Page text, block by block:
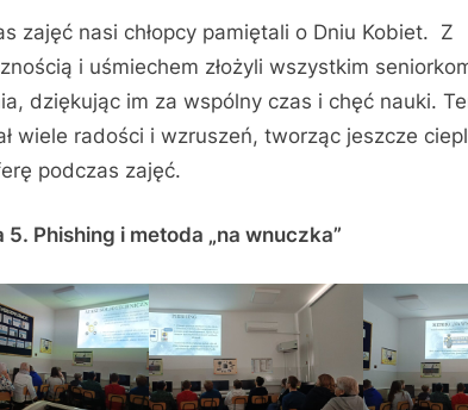
zajęć nasi chłopcy pamiętali o Dniu Kobiet. Z
i uśmiechem złożyli wszystkim
dziękując im za wspólny czas i chęć nauki.
wiele radości i wzruszeń, tworząc jeszcze
podczas zajęć.
5. Phishing i metoda „na wnuczka”